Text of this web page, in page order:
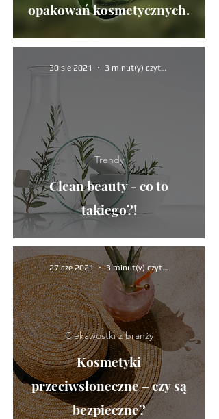
opakowań kosmetycznych.
Clean beauty - co to
takiego?!
Trendy
30 sie 2021 3 minut(y) czytania
Kosmetyki
przeciwsłoneczne – czy są
bezpieczne?
Ciekawostki z branży
27 cze 2021 3 minut(y) czytania